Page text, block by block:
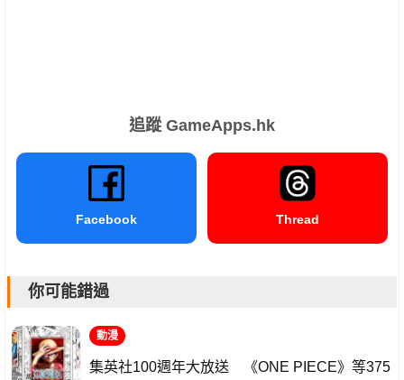
追蹤 GameApps.hk
Facebook Thread
你可能錯過
動漫
集英社100週年大放送 《ONE PIECE》等375